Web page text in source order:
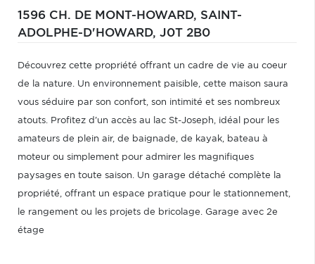
1596 CH. DE MONT-HOWARD, SAINT-
ADOLPHE-D'HOWARD, J0T 2B0
Découvrez cette propriété offrant un cadre de vie au coeur
de la nature. Un environnement paisible, cette maison saura
vous séduire par son confort, son intimité et ses nombreux
atouts. Profitez d'un accès au lac St-Joseph, idéal pour les
amateurs de plein air, de baignade, de kayak, bateau à
moteur ou simplement pour admirer les magnifiques
paysages en toute saison. Un garage détaché complète la
propriété, offrant un espace pratique pour le stationnement,
le rangement ou les projets de bricolage. Garage avec 2e
étage